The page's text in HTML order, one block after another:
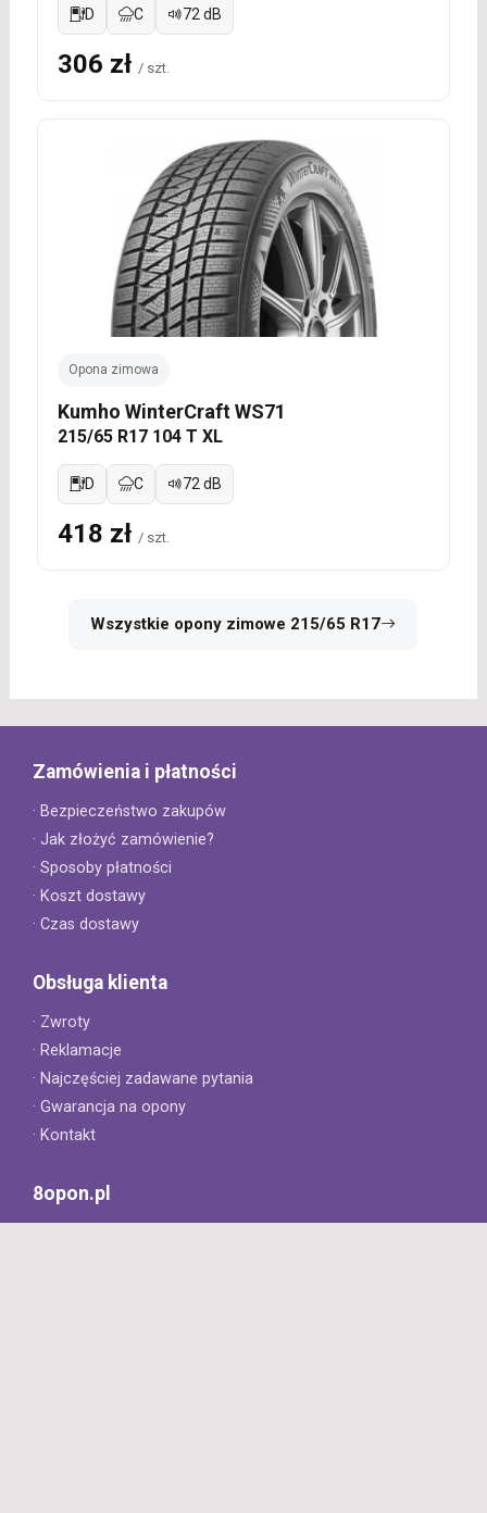
D C 72 dB
306 zł / szt.
Opona zimowa
Kumho WinterCraft WS71
215/65 R17 104 T XL
D C 72 dB
418 zł / szt.
Wszystkie opony zimowe 215/65 R17
Zamówienia i płatności
· Bezpieczeństwo zakupów
· Jak złożyć zamówienie?
· Sposoby płatności
· Koszt dostawy
· Czas dostawy
Obsługa klienta
· Zwroty
· Reklamacje
· Najczęściej zadawane pytania
· Gwarancja na opony
· Kontakt
8opon.pl